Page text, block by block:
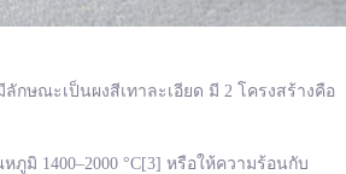
กษณะเป็นผงสีเทาละเอียด มี 2 โครงสร้างคือ
1400–2000 °C[3] หรือให้ความร้อนกับ